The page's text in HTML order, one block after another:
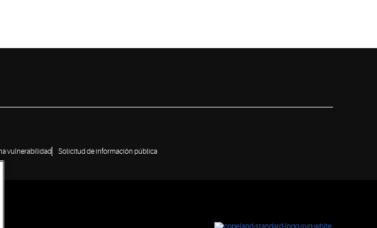
vulnerabilidad Solicitud de información pública